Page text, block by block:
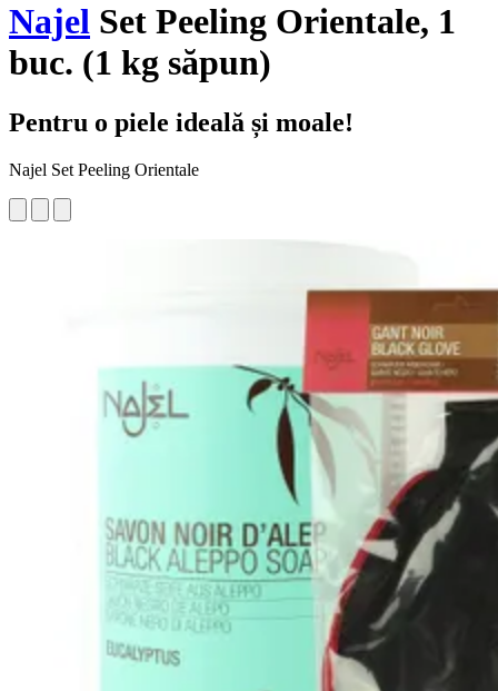
Najel Set Peeling Orientale, 1
buc. (1 kg săpun)
Pentru o piele ideală și moale!
Najel Set Peeling Orientale